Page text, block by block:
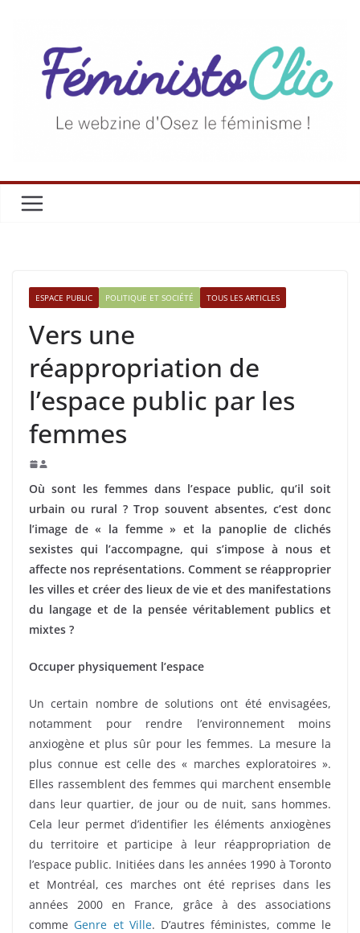
ESPACE PUBLIC POLITIQUE ET SOCIÉTÉ TOUS LES ARTICLES
Vers une
réappropriation de
l’espace public par les
femmes
Où sont les femmes dans l’espace public, qu’il soit
urbain ou rural ? Trop souvent absentes, c’est donc
l’image de « la femme » et la panoplie de clichés
sexistes qui l’accompagne, qui s’impose à nous et
affecte nos représentations. Comment se réapproprier
les villes et créer des lieux de vie et des manifestations
du langage et de la pensée véritablement publics et
mixtes ?
Occuper physiquement l’espace
Un certain nombre de solutions ont été envisagées,
notamment pour rendre l’environnement moins
anxiogène et plus sûr pour les femmes. La mesure la
plus connue est celle des « marches exploratoires ».
Elles rassemblent des femmes qui marchent ensemble
dans leur quartier, de jour ou de nuit, sans hommes.
Cela leur permet d’identifier les éléments anxiogènes
du territoire et participe à leur réappropriation de
l’espace public. Initiées dans les années 1990 à Toronto
et Montréal, ces marches ont été reprises dans les
années 2000 en France, grâce à des associations
comme Genre et Ville. D’autres féministes, comme le